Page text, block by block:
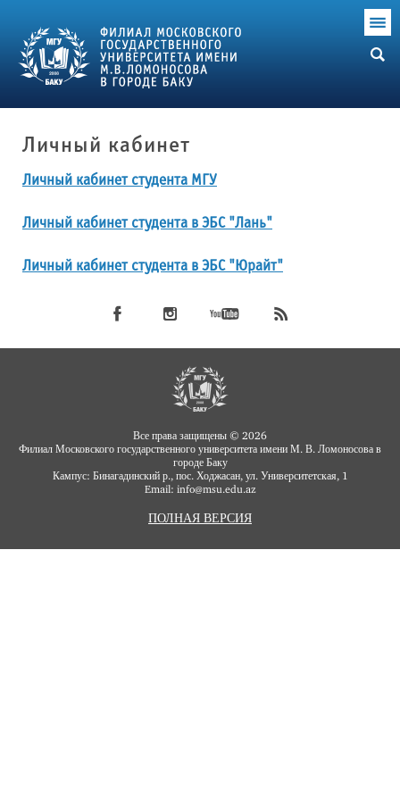
Личный кабинет
Личный кабинет студента МГУ
Личный кабинет студента в ЭБС "Лань"
Личный кабинет студента в ЭБС "Юрайт"
Все права защищены © 2026
Филиал Московского государственного университета имени М. В. Ломоносова в
городе Баку
Кампус: Бинагадинский р., пос. Ходжасан, ул. Университетская, 1
Email: info@msu.edu.az
ПОЛНАЯ ВЕРСИЯ